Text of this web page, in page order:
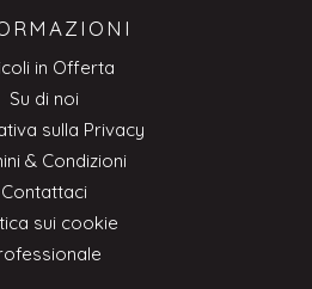
in Offerta
Su di noi
sulla Privacy
& Condizioni
Contattaci
sui cookie